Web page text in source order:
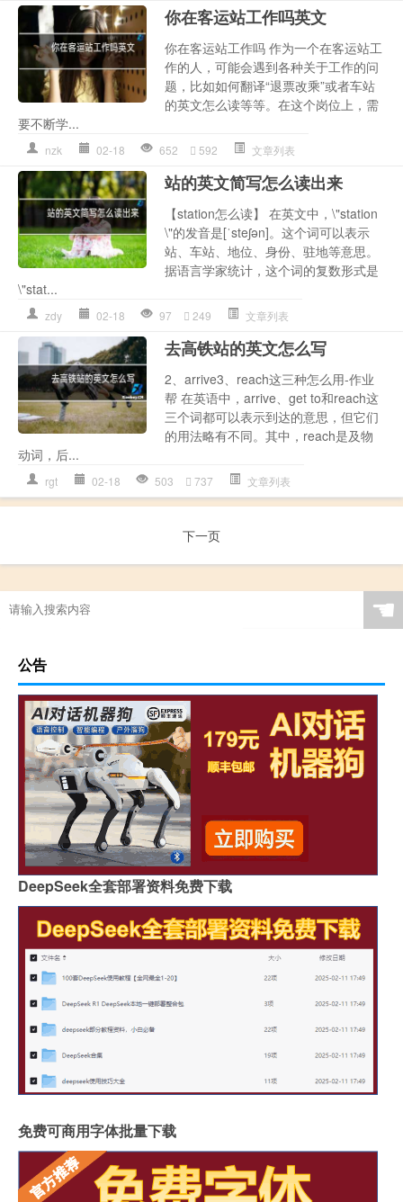
你在客运站工作吗英文
你在客运站工作吗 作为一个在客运站工
作的人，可能会遇到各种关于工作的问
题，比如如何翻译“退票改乘”或者车站
的英文怎么读等等。在这个岗位上，需
要不断学...
nzk 02-18 652 592 文章列表
站的英文简写怎么读出来
【station怎么读】 在英文中，\"station
\"的发音是[ˈsteʃən]。这个词可以表示
站、车站、地位、身份、驻地等意思。
据语言学家统计，这个词的复数形式是
\"stat...
zdy 02-18 97 249 文章列表
去高铁站的英文怎么写
2、arrive3、reach这三种怎么用-作业
帮 在英语中，arrive、get to和reach这
三个词都可以表示到达的意思，但它们
的用法略有不同。其中，reach是及物
动词，后...
rgt 02-18 503 737 文章列表
下一页
☚
公告
DeepSeek全套部署资料免费下载
免费可商用字体批量下载